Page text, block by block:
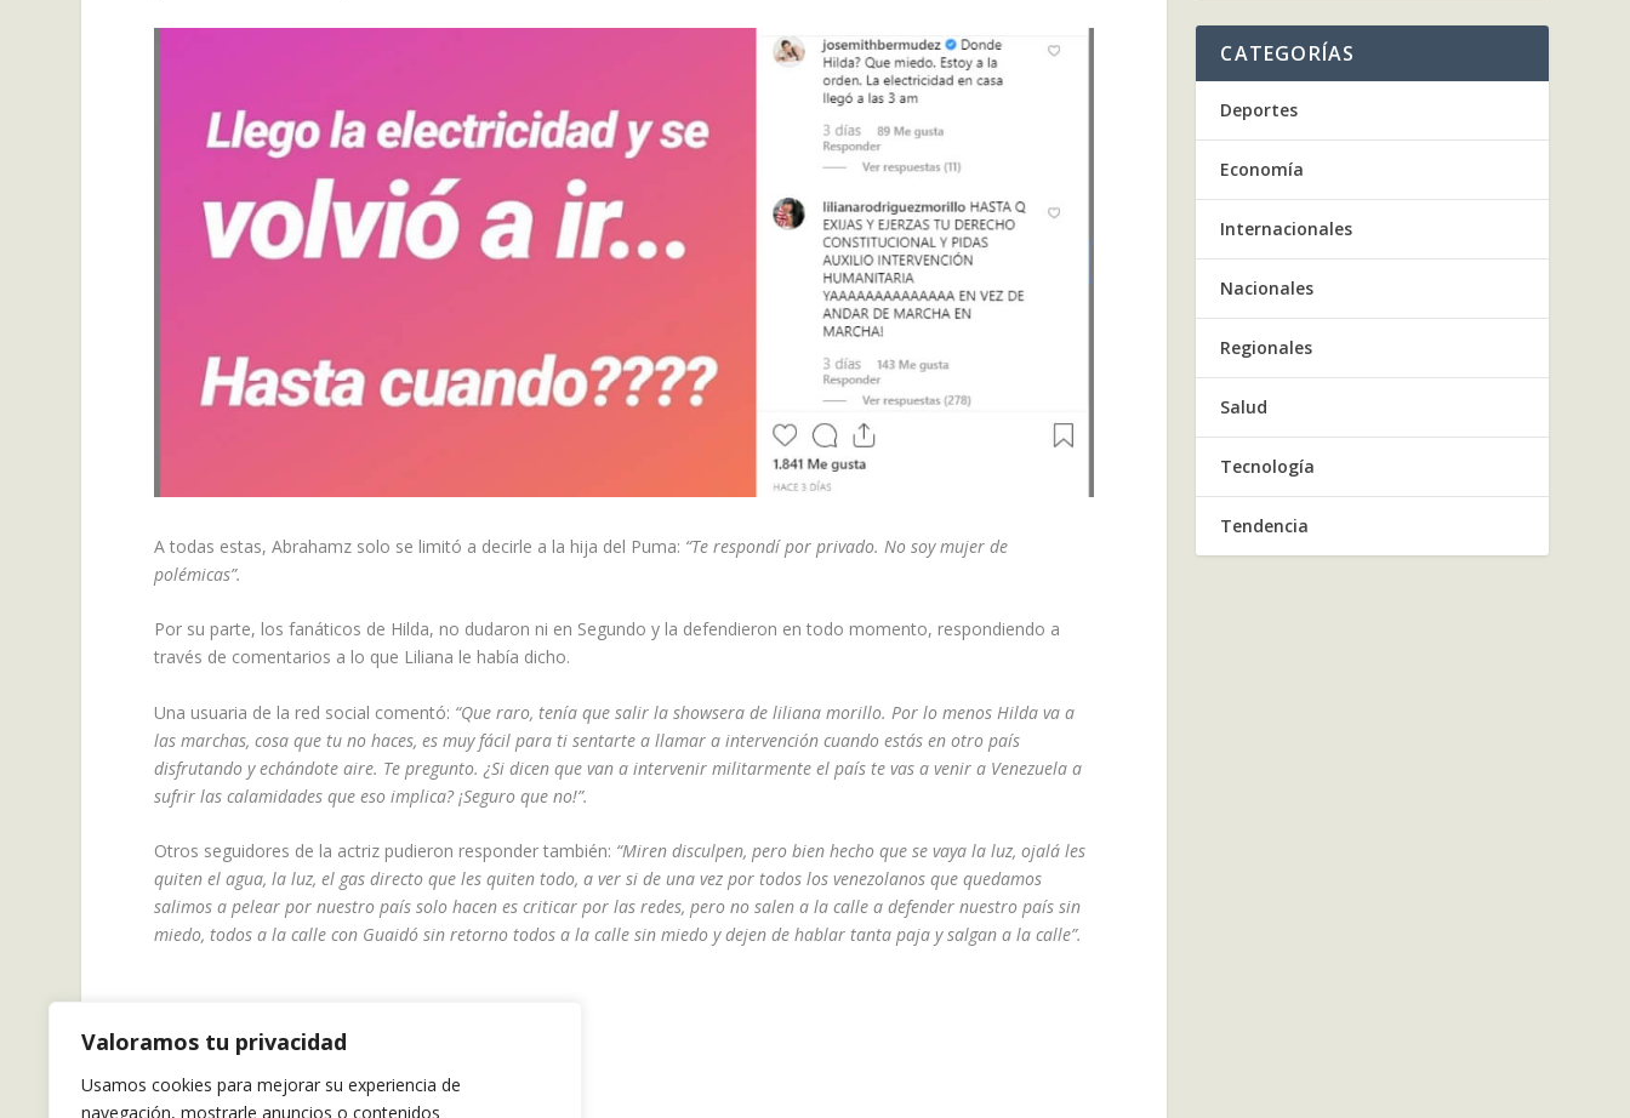
Valoramos tu privacidad
Usamos cookies para mejorar su experiencia de
navegación, mostrarle anuncios o contenidos
A todas estas, Abrahamz solo se limitó a decirle a la hija del Puma: “Te respondí por privado.No soy mujer de
polémicas”.
Por su parte, los fanáticos de Hilda, no dudaron ni en Segundo y la defendieron en todo momento, respondiendo a
través de comentarios a lo que Liliana le había dicho.
Una usuaria de la red social comentó: “Que raro, tenía que salir la showsera de liliana morillo. Por lo menos Hilda va a
las marchas, cosa que tu no haces, es muy fácil para ti sentarte a llamar a intervención cuando estás en otro país
disfrutando y echándote aire. Te pregunto. ¿Si dicen que van a intervenir militarmente el país te vas a venir a Venezuela a
sufrir las calamidades que eso implica? ¡Seguro que no!”.
Otros seguidores de la actriz pudieron responder también: “Miren disculpen, pero bien hecho que se vaya la luz, ojalá les
quiten el agua, la luz, el gas directo que les quiten todo, a ver si de una vez por todos los venezolanos que quedamos
salimos a pelear por nuestro país solo hacen es criticar por las redes, pero no salen a la calle a defender nuestro país sin
miedo, todos a la calle con Guaidó sin retorno todos a la calle sin miedo y dejen de hablar tanta paja y salgan a la calle”.
CATEGORÍAS
Deportes
Economía
Internacionales
Nacionales
Regionales
Salud
Tecnología
Tendencia